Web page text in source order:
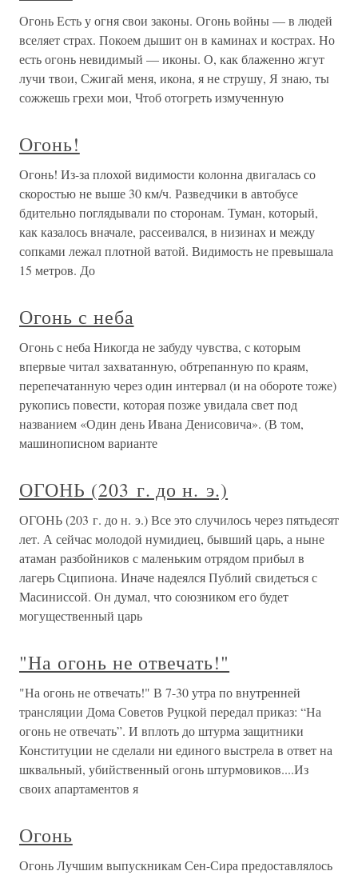
Огонь Есть у огня свои законы. Огонь войны — в людей
вселяет страх. Покоем дышит он в каминах и кострах. Но
есть огонь невидимый — иконы. О, как блаженно жгут
лучи твои, Сжигай меня, икона, я не струшу, Я знаю, ты
сожжешь грехи мои, Чтоб отогреть измученную
Огонь!
Огонь! Из-за плохой видимости колонна двигалась со
скоростью не выше 30 км/ч. Разведчики в автобусе
бдительно поглядывали по сторонам. Туман, который,
как казалось вначале, рассеивался, в низинах и между
сопками лежал плотной ватой. Видимость не превышала
15 метров. До
Огонь с неба
Огонь с неба Никогда не забуду чувства, с которым
впервые читал захватанную, обтрепанную по краям,
перепечатанную через один интервал (и на обороте тоже)
рукопись повести, которая позже увидала свет под
названием «Один день Ивана Денисовича». (В том,
машинописном варианте
ОГОНЬ (203 г. до н. э.)
ОГОНЬ (203 г. до н. э.) Все это случилось через пятьдесят
лет. А сейчас молодой нумидиец, бывший царь, а ныне
атаман разбойников с маленьким отрядом прибыл в
лагерь Сципиона. Иначе надеялся Публий свидеться с
Масиниссой. Он думал, что союзником его будет
могущественный царь
"На огонь не отвечать!"
"На огонь не отвечать!" В 7-30 утра по внутренней
трансляции Дома Советов Руцкой передал приказ: “На
огонь не отвечать”. И вплоть до штурма защитники
Конституции не сделали ни единого выстрела в ответ на
шквальный, убийственный огонь штурмовиков....Из
своих апартаментов я
Огонь
Огонь Лучшим выпускникам Сен-Сира предоставлялось